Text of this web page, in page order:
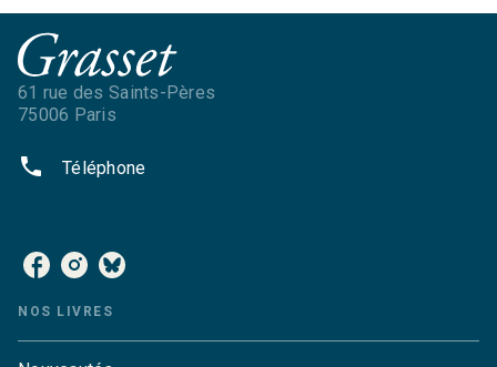
61 rue des Saints-Pères
75006 Paris
phone Téléphone
NOS LIVRES